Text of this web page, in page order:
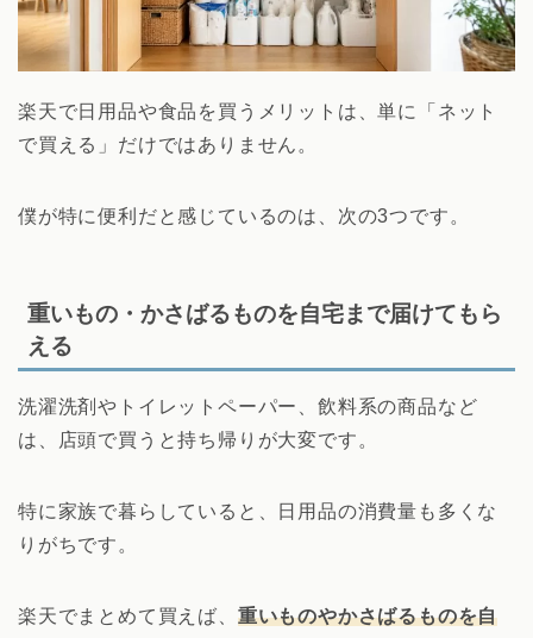
楽天で日用品や食品を買うメリットは、単に「ネット
で買える」だけではありません。
僕が特に便利だと感じているのは、次の3つです。
重いもの・かさばるものを自宅まで届けてもら
える
洗濯洗剤やトイレットペーパー、飲料系の商品など
は、店頭で買うと持ち帰りが大変です。
特に家族で暮らしていると、日用品の消費量も多くな
りがちです。
楽天でまとめて買えば、 重いものやかさばるものを自